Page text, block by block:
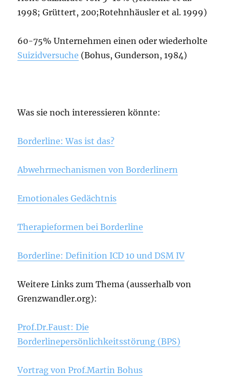
1998; Grüttert, 200;Rotehnhäusler et al. 1999)
60-75% Unternehmen einen oder wiederholte
Suizidversuche (Bohus, Gunderson, 1984)
Was sie noch interessieren könnte:
Borderline: Was ist das?
Abwehrmechanismen von Borderlinern
Emotionales Gedächtnis
Therapieformen bei Borderline
Borderline: Definition ICD 10 und DSM IV
Weitere Links zum Thema (ausserhalb von
Grenzwandler.org):
Prof.Dr.Faust: Die
Borderlinepersönlichkeitsstörung (BPS)
Vortrag von Prof.Martin Bohus